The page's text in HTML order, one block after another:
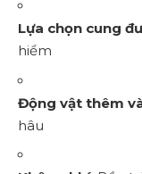
Lựa chọn cung
hiểm
Động vật thêm
hâu